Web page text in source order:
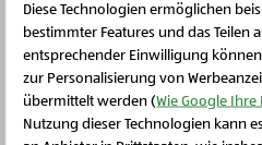
Seit jeher steht eine
Diese Technologien ermöglichen
bestimmter Features und das Teilen
entsprechender Einwilligung
zur Personalisierung von
übermittelt werden (Wie Google
Nutzung dieser Technologien kann